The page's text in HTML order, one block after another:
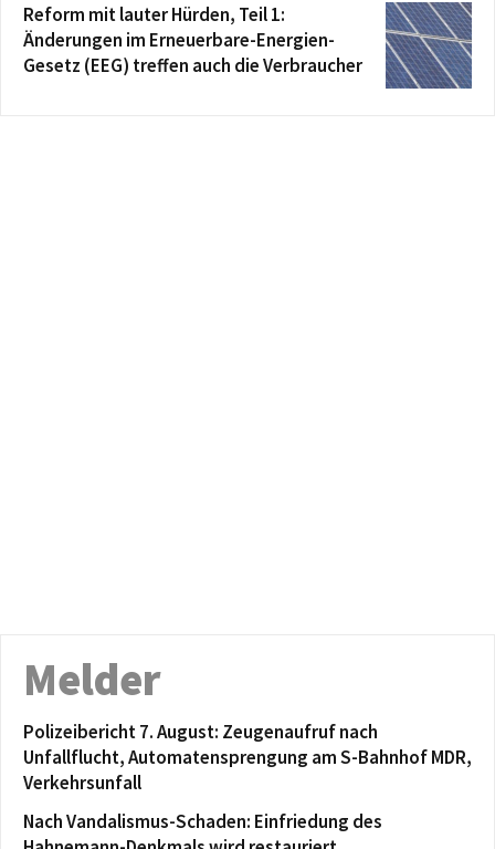
Reform mit lauter Hürden, Teil 1:
Änderungen im Erneuerbare-Energien-
Gesetz (EEG) treffen auch die Verbraucher
Melder
Polizeibericht 7. August: Zeugenaufruf nach
Unfallflucht, Automatensprengung am S-Bahnhof MDR,
Verkehrsunfall
Nach Vandalismus-Schaden: Einfriedung des